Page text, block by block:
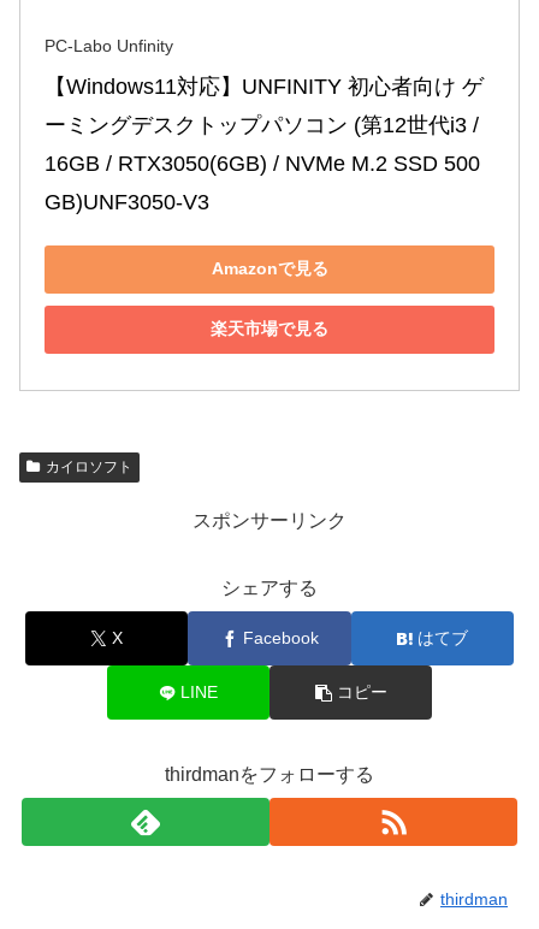
PC-Labo Unfinity
【Windows11対応】UNFINITY 初心者向け ゲ
ーミングデスクトップパソコン (第12世代i3 /
16GB / RTX3050(6GB) / NVMe M.2 SSD 500
GB)UNF3050-V3
Amazonで見る
楽天市場で見る
カイロソフト
スポンサーリンク
シェアする
X Facebook はてブ
LINE コピー
thirdmanをフォローする
thirdman